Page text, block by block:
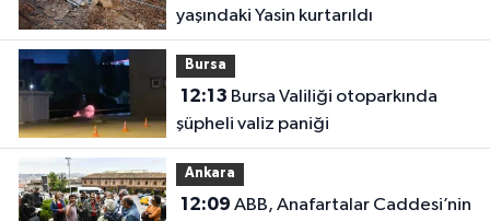
yaşındaki Yasin kurtarıldı
Bursa
12:13
şüpheli valiz paniği
Ankara
12:09